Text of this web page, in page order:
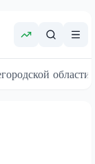
области